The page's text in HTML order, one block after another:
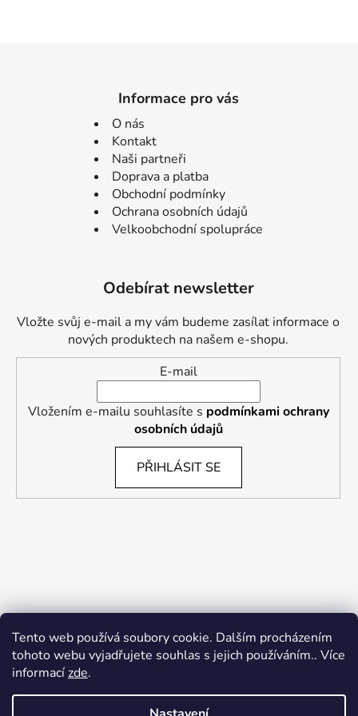
Tento web používá soubory cookie. Dalším procházením
tohoto webu vyjadřujete souhlas s jejich používáním.. Více
informacízde.
Informace pro vás
O nás
Kontakt
Naši partneři
Doprava a platba
Obchodní podmínky
Ochrana osobních údajů
Velkoobchodní spolupráce
Odebírat newsletter
Vložte svůj e-mail a my vám budeme zasílat informace o
nových produktech na našem e-shopu.
E-mail
Vložením e-mailu souhlasíte s podmínkami ochrany
osobních údajů
PŘIHLÁSIT SE